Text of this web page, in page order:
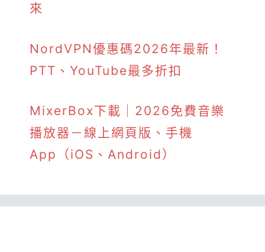
來
NordVPN優惠碼2026年最新！
PTT、YouTube最多折扣
MixerBox下載｜2026免費音樂
播放器－線上網頁版、手機
App（iOS、Android）